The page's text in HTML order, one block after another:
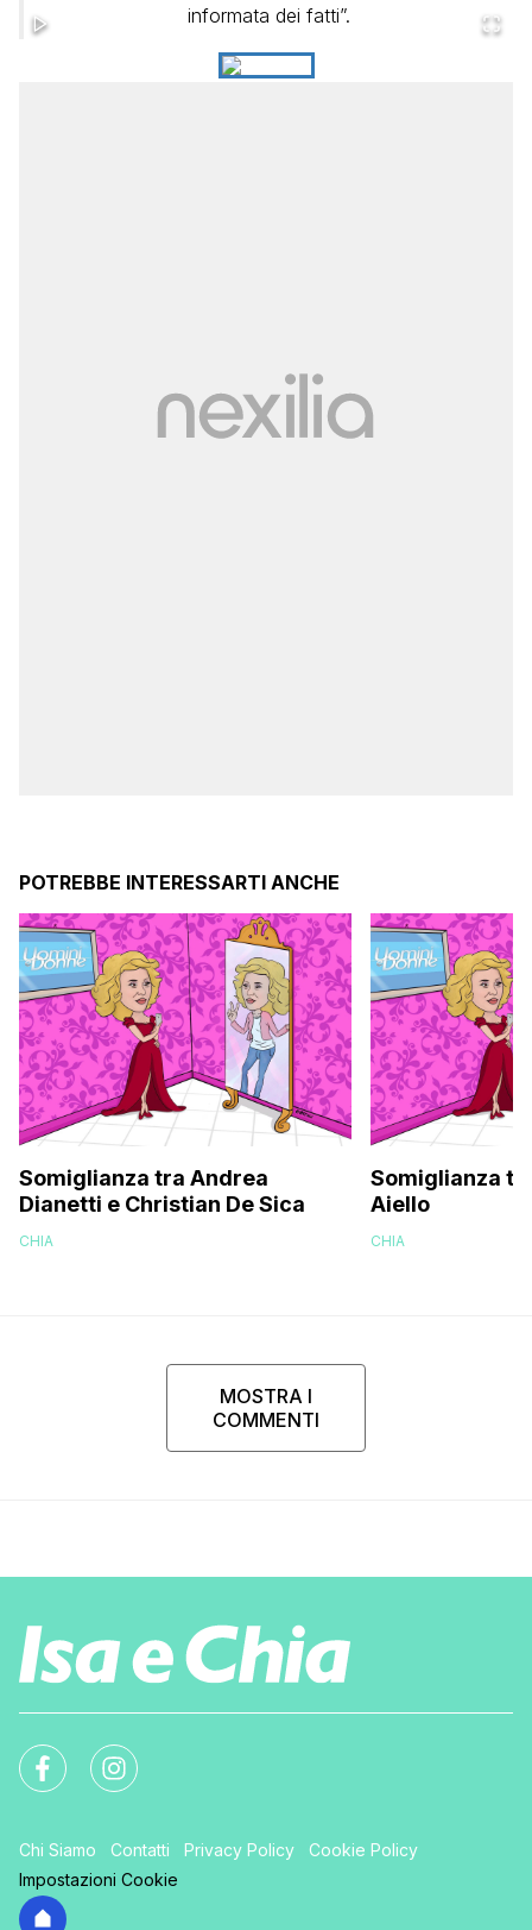
informata dei fatti”.
POTREBBE INTERESSARTI ANCHE
Somiglianza tra Andrea
Dianetti e Christian De Sica
CHIA
Somiglianza
Aiello
CHIA
MOSTRA I
COMMENTI
Chi Siamo Contatti Privacy Policy
Cookie Policy
Impostazioni Cookie